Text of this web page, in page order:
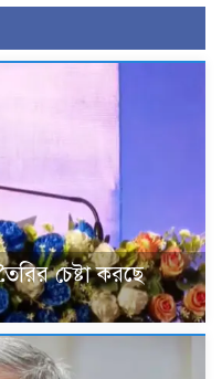
চেষ্টা করছে